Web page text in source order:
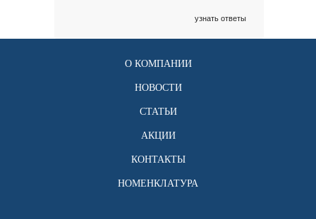
узнать ответы
О КОМПАНИИ
НОВОСТИ
СТАТЬИ
АКЦИИ
КОНТАКТЫ
НОМЕНКЛАТУРА